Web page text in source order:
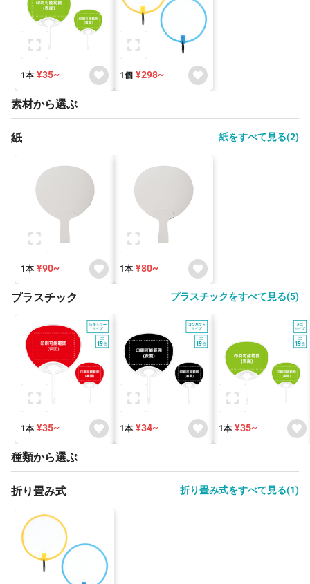
1本 ¥35~ 1個 ¥298~
素材から選ぶ
紙 紙をすべて見る(2)
1本 ¥90~ 1本 ¥80~
プラスチック プラスチックをすべて見る(5)
1本 ¥35~ 1本 ¥34~ 1本 ¥35~
種類から選ぶ
折り畳み式 折り畳み式をすべて見る(1)